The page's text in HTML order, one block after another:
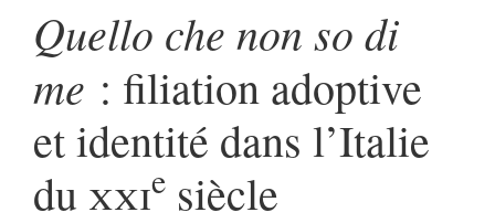
Quello che non so di
me : filiation adoptive
et identité dans l’Italie
du xxie siècle